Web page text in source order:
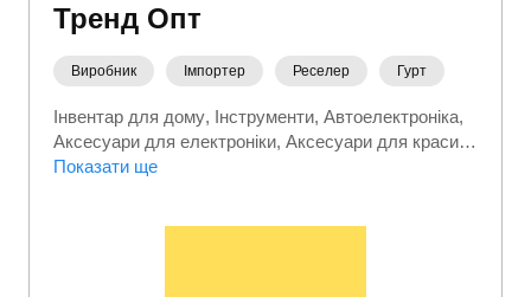
Тренд Опт
Виробник Імпортер Реселер Гурт
Інвентар для дому Інструменти Автоелектроніка
Аксесуари для електроніки Аксесуари для краси
Аксесуари для спорту
Показати ще